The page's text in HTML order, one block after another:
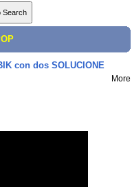
con dos SOLUCIONE
More